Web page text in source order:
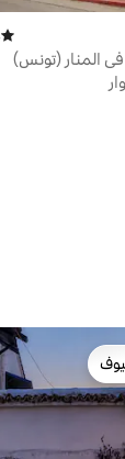
في المنار (تونس)
لدى الضيوف